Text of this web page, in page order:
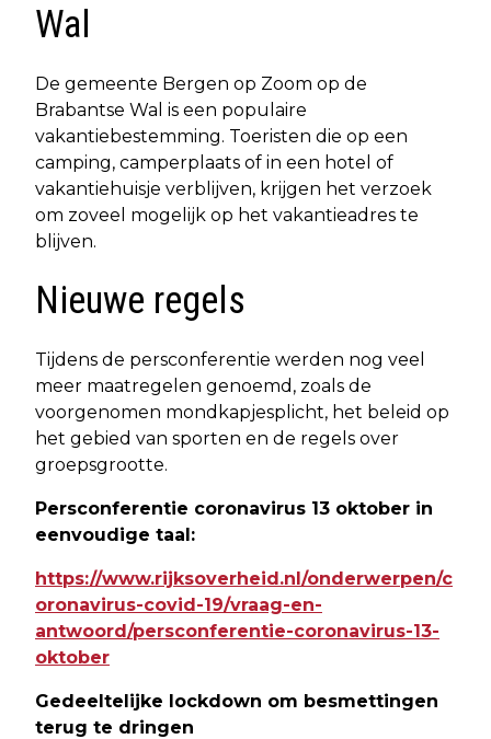
Wal
De gemeente Bergen op Zoom op de
Brabantse Wal is een populaire
vakantiebestemming. Toeristen die op een
camping, camperplaats of in een hotel of
vakantiehuisje verblijven, krijgen het verzoek
om zoveel mogelijk op het vakantieadres te
blijven.
Nieuwe regels
Tijdens de persconferentie werden nog veel
meer maatregelen genoemd, zoals de
voorgenomen mondkapjesplicht, het beleid op
het gebied van sporten en de regels over
groepsgrootte.
Persconferentie coronavirus 13 oktober in
eenvoudige taal:
https://www.rijksoverheid.nl/onderwerpen/c
oronavirus-covid-19/vraag-en-
antwoord/persconferentie-coronavirus-13-
oktober
Gedeeltelijke lockdown om besmettingen
terug te dringen